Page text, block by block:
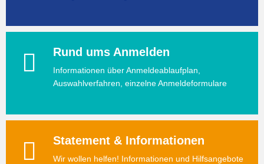
Rund ums Anmelden
Informationen über Anmeldeablaufplan,
Auswahlverfahren, einzelne Anmeldeformulare
Statement & Informationen
Wir wollen helfen! Informationen und Hilfsangebote